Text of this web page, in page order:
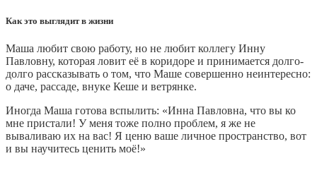
Как это выглядит в жизни
Маша любит свою работу, но не любит коллегу Инну
Павловну, которая ловит её в коридоре и принимается долго-
долго рассказывать о том, что Маше совершенно неинтересно:
о даче, рассаде, внуке Кеше и ветрянке.
Иногда Маша готова вспылить: «Инна Павловна, что вы ко
мне пристали! У меня тоже полно проблем, я же не
вываливаю их на вас! Я ценю ваше личное пространство, вот
и вы научитесь ценить моё!»